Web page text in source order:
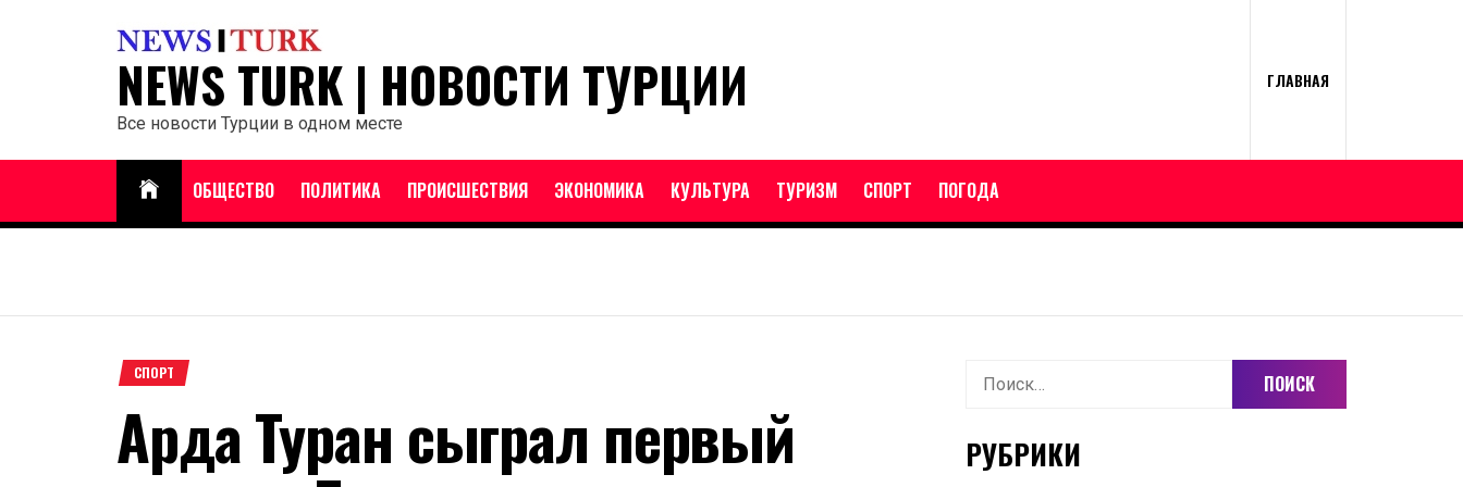
NEWS TURK | НОВОСТИ ТУРЦИИ
Все новости Турции в одном месте
ГЛАВНАЯ
ОБЩЕСТВО ПОЛИТИКА ПРОИСШЕСТВИЯ ЭКОНОМИКА КУЛЬТУРА ТУРИЗМ СПОРТ ПОГОДА
СПОРТ
Арда Туран сыграл первый
Найти:
РУБРИКИ